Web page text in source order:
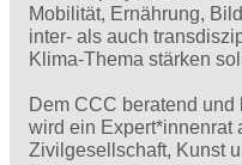
Mobilität, Ernährung,
inter- als auch
Klima-Thema stärken
Dem CCC beratend
wird ein Expert*innenrat
Zivilgesellschaft, Kunst